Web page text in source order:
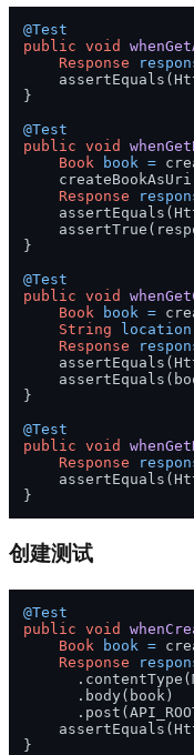
@Test
public void
Response
}
@Test
public void
Book
book =
Response
}
@Test
public void
Book
book =
String
location
Response
}
@Test
public void
Response
创建测试
@Test
public void
Book
book =
Response
      .body(book)
}